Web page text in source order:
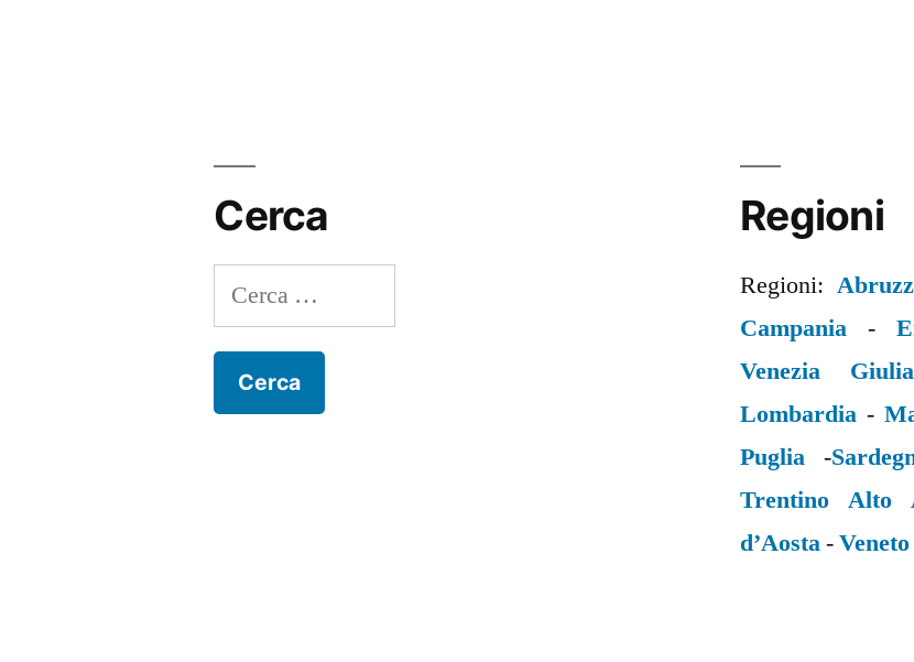
Cerca
Ricerca
per:
Regioni
Regioni:
Campania -
Venezia Giulia
Lombardia -
Puglia -
Trentino Alto
d’Aosta-Veneto